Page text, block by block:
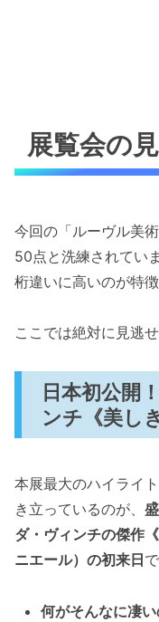
展覧会の
今回の「ルーヴル美
50点と洗練されてい
桁違いに高いのが特徴
ここでは絶対に見逃
日本初公開
ンチ《美し
本展最大のハイライ
き立っているのが、
ダ・ヴィンチの傑作
ニエール）の初来日
何がそんなに凄い